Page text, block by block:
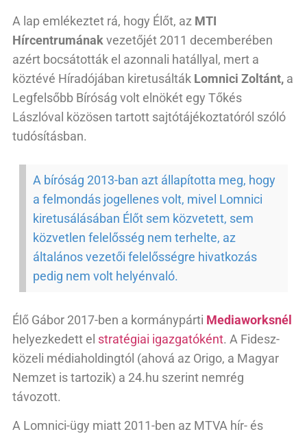
A lap emlékeztet rá, hogy Élőt, az MTI
Hírcentrumának vezetőjét 2011 decemberében
azért bocsátották el azonnali hatállyal, mert a
köztévé Híradójában kiretusálták Lomnici Zoltánt, a
Legfelsőbb Bíróság volt elnökét egy Tőkés
Lászlóval közösen tartott sajtótájékoztatóról szóló
tudósításban.
A bíróság 2013-ban azt állapította meg, hogy
a felmondás jogellenes volt, mivel Lomnici
kiretusálásában Élőt sem közvetett, sem
közvetlen felelősség nem terhelte, az
általános vezetői felelősségre hivatkozás
pedig nem volt helyénvaló.
Élő Gábor 2017-ben a kormánypárti Mediaworksnél
helyezkedett el stratégiai igazgatóként. A Fidesz-
közeli médiaholdingtól (ahová az Origo, a Magyar
Nemzet is tartozik) a 24.hu szerint nemrég
távozott.
A Lomnici-ügy miatt 2011-ben az MTVA hír- és